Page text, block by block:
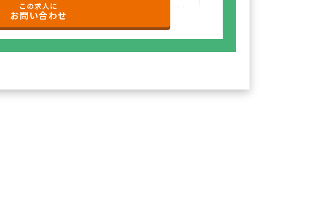
研修など＋αの業務チャレンジの可能性
もございます。
この求人に
お問い合わせ